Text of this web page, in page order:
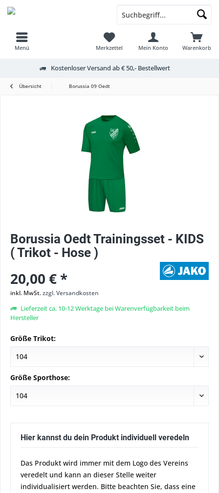
Menü Warenkorb
Merkzettel Mein Konto
Kostenloser Versand ab € 50,- Bestellwert
Übersicht Borussia 09 Oedt
Borussia Oedt Trainingsset - KIDS
( Trikot - Hose )
20,00 € *
inkl. MwSt.zzgl. Versandkosten
Lieferzeit ca. 10-12 Werktage bei Warenverfügbarkeit beim
Hersteller
Größe Trikot:
Größe Sporthose:
Hier kannst du dein Produkt individuell veredeln
Das Produkt wird immer mit dem Logo des Vereins
veredelt und kann an dieser Stelle weiter
individualisiert werden. Bitte beachten Sie, dass eine